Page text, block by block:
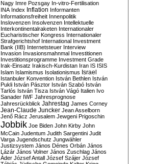
Nagy Imre Pozsgay In-vitro-Fertilisation
INA Index Inflation Informanten
Informationsfreiheit Innenpolitik
Inslovenzen Insolvenzen Intellektuelle
Interkontinentalraketen Internationaler
Eucharistischer Kongress Internationaler
Strafgerichtshof International Investment
Bank (IIB) Internetsteuer Interview
Invasion Invasionsmahnmal Investitionen
Investitionsprogramme Investment Grade
Irak-Einsatz Irakisch-Kurdistan Iran IS ISIS
Islam Islamismus Isolationismus Israel
Istanbuler Konvention István Bethlen István
Pukli István Pásztor István Szabó István
Tarlós István Tisza István Vágó Italien Ivo
Sanader IWF Jahresprognose
Jahresrückblick Jahrestag James Corney
Jean-Claude Juncker Jean Asselborn
Jenő Rácz Jerusalem Jewgeni Prigoschin
Jobbik Joe Biden John Kirby John
McCain Judentum Judith Sargentini Judit
Varga Jugendschutz Jungwähler
Justizsystem János Dénes Orbán János
Lázár János Volner János Zuschlag János
Áder József Antall József Szájer József